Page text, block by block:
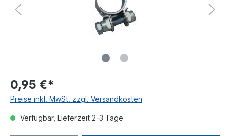
0,95 €*
Preise inkl. MwSt. zzgl. Versandkosten
Verfügbar, Lieferzeit 2-3 Tage